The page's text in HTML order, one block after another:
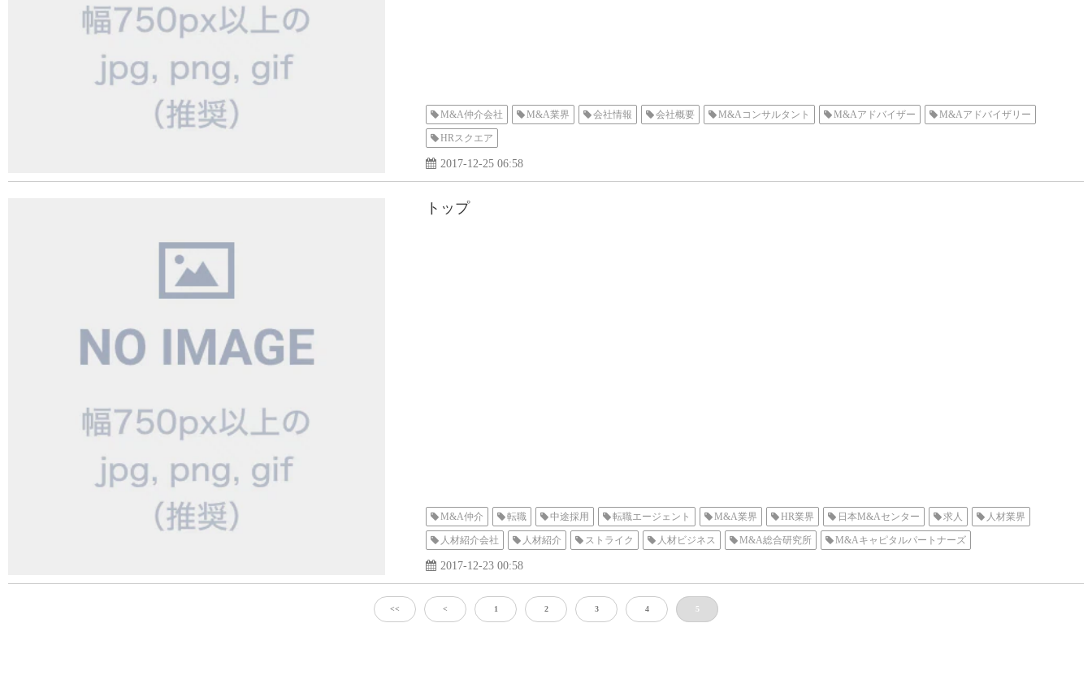
M&A仲介会社 M&A業界 会社情報 会社概要 M&Aコンサルタント M&Aアドバイザー M&Aアドバイザリー
HRスクエア
2017-12-25 06:58
トップ
M&A仲介 転職 中途採用 転職エージェント M&A業界 HR業界 日本M&Aセンター 求人 人材業界
人材紹介会社 人材紹介 ストライク 人材ビジネス M&A総合研究所 M&Aキャピタルパートナーズ
M&Aコンサルタント
金融業界
2017-12-23 00:58
<< < 1 2 3 4 5